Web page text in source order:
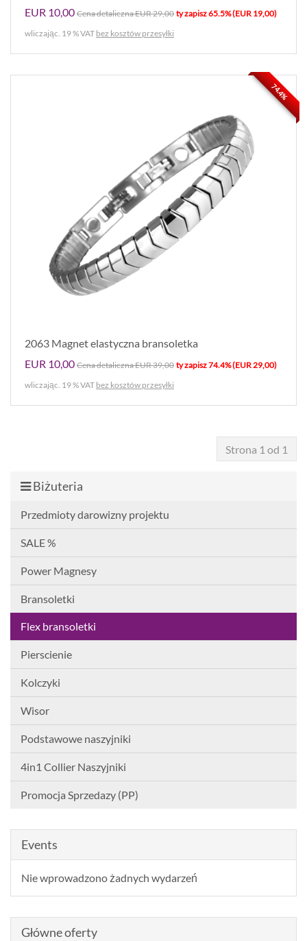
EUR 10,00 Cena detaliczna EUR 29,00 ty zapisz 65.5% (EUR 19,00)
wliczając. 19 % VAT bez kosztów przesyłki
2063 Magnet elastyczna bransoletka
EUR 10,00 Cena detaliczna EUR 39,00 ty zapisz 74.4% (EUR 29,00)
wliczając. 19 % VAT bez kosztów przesyłki
74.4%
Strona 1 od 1
Biżuteria
Przedmioty darowizny projektu
SALE %
Power Magnesy
Bransoletki
Flex bransoletki
Pierscienie
Kolczyki
Wisor
Podstawowe naszyjniki
4in1 Collier Naszyjniki
Promocja Sprzedazy (PP)
Events
Nie wprowadzono żadnych wydarzeń
Główne oferty